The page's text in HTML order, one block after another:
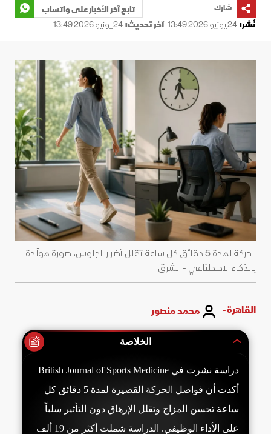
شارك
تابع آخر الأخبار على واتساب
نُشر:24 يونيو 2026 13:49 آخر تحديث:24 يونيو 2026 13:49
الحركة لمدة 5 دقائق كل ساعة تقلل أضرار الجلوس، صورة مولّدة
بالذكاء الاصطناعي - الشرق
القاهرة - محمد منصور
الخلاصة
دراسة نشرت في British Journal of Sports Medicine
أكدت أن فواصل الحركة القصيرة لمدة 5 دقائق كل
ساعة تحسن المزاج وتقلل الإرهاق دون التأثير سلباً
على الأداء الوظيفي. الدراسة شملت أكثر من 19 ألف